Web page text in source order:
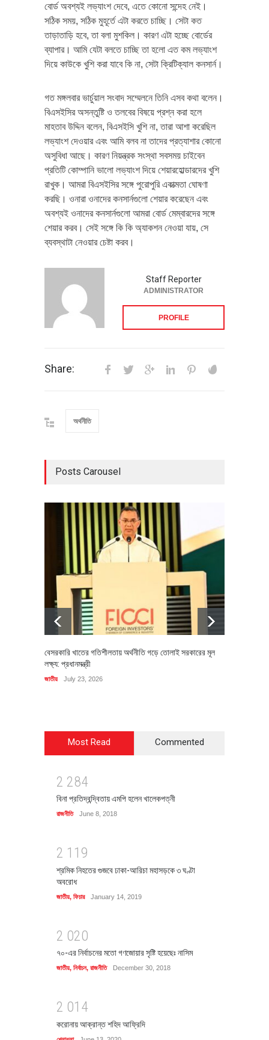
বোর্ড অবশ্যই লভ্যাংশ দেবে, এতে কোনো সন্দেহ নেই।
সঠিক সময়, সঠিক মুহূর্তে এটা করতে চাচ্ছি। সেটা কত
তাড়াতাড়ি হবে, তা বলা মুশকিল। কারণ এটা হচ্ছে বোর্ডের
ব্যাপার। আমি যেটা বলতে চাচ্ছি তা হলো এত কম লভ্যাংশ
দিয়ে কাউকে খুশি করা যাবে কি না, সেটা ক্রিটিক্যাল কনসার্ন।
গত মঙ্গলবার ভার্চুয়াল সংবাদ সম্মেলনে তিনি এসব কথা বলেন।
বিএসইসির অসন্তুষ্টি ও তলবের বিষয়ে প্রশ্ন করা হলে
মাহতাব উদ্দিন বলেন, বিএসইসি খুশি না, তারা আশা করেছিল
লভ্যাংশ দেওয়ার এবং আমি বলব না তাদের প্রত্যাশার কোনো
অসুবিধা আছে। কারণ নিয়ন্ত্রক সংস্থা সবসময় চাইবেন
প্রতিটি কোম্পানি ভালো লভ্যাংশ দিয়ে শেয়ারহোল্ডারদের খুশি
রাখুক। আমরা বিএসইসির সঙ্গে পুরোপুরি একাত্মতা ঘোষণা
করছি। ওনারা ওনাদের কনসার্নগুলো শেয়ার করেছেন এবং
অবশ্যই ওনাদের কনসার্নগুলো আমরা বোর্ড মেম্বারদের সঙ্গে
শেয়ার করব। সেই সঙ্গে কি কি অ্যাকশন নেওয়া যায়, সে
ব্যবস্থাটা নেওয়ার চেষ্টা করব।
Staff Reporter
ADMINISTRATOR
PROFILE
Share:
অর্থনীতি
Posts Carousel
বেসরকারি খাতের গতিশীলতায় অর্থনীতি গড়ে তোলাই সরকারের মূল
লক্ষ্য: প্রধানমন্ত্রী
জাতীয় July 23, 2026
Most Read Commented
2 284
বিনা প্রতিদ্বন্দ্বিতায় এমপি হলেন খালেকপত্নী
রাজনীতি June 8, 2018
2 1 1 9
শ্রমিক নিহতের গুজবে ঢাকা-আরিচা মহাসড়কে ৩ ঘণ্টা
অবরোধ
জাতীয়, ফিচার January 14, 2019
2 020
৭০-এর নির্বাচনের মতো গণজোয়ার সৃষ্টি হয়েছেঃ নাসিম
জাতীয়, নির্বাচন, রাজনীতি December 30, 2018
2 01 4
করোনায় আক্রান্ত শহিদ আফ্রিদি